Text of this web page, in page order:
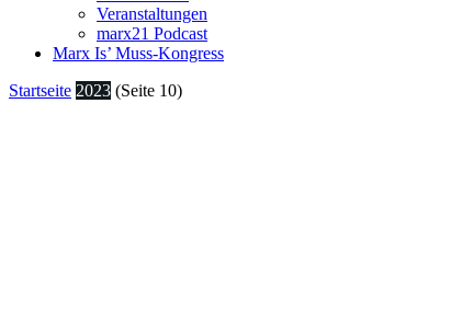
Veranstaltungen
marx21 Podcast
Marx Is’ Muss-Kongress
Startseite 2023 (Seite 10)